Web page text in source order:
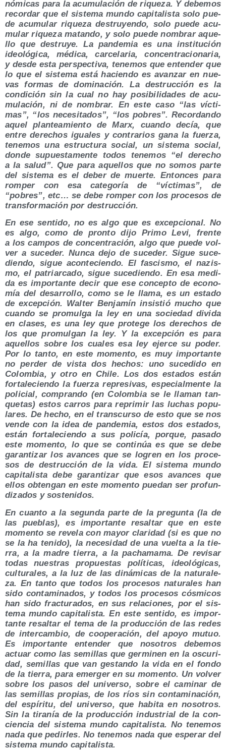
nó­mi­cas para la acu­mu­la­ción de rique­za. Y debe­mos
recor­dar que el sis­te­ma mun­do capi­ta­lis­ta solo pue­
de acu­mu­lar rique­za des­tru­yen­do, solo pue­de acu­
mu­lar rique­za matan­do, y solo pue­de nom­brar aque­
llo que des­tru­ye. La pan­de­mia es una ins­ti­tu­ción
ideo­ló­gi­ca, médi­ca, car­ce­la­ria, con­cen­tra­cio­na­ria,
y des­de esta pers­pec­ti­va, tene­mos que enten­der que
lo que el sis­te­ma está hacien­do es avan­zar en nue­
vas for­mas de domi­na­ción. La des­truc­ción es la
con­di­ción sin la cual no hay posi­bi­li­da­des de acu­
mu­la­ción, ni de nom­brar. En este caso “las víc­ti­
mas”, “los nece­si­ta­dos”, “los pobres”. Recor­dan­do
aquel plan­tea­mien­to de Marx, cuan­do decía, que
entre dere­chos igua­les y con­tra­rios gana la fuer­za,
tene­mos una estruc­tu­ra social, un sis­te­ma social,
don­de supues­ta­men­te todos tene­mos “el dere­cho
a la salud”. Que para aque­llos que no somos par­te
del sis­te­ma es el deber de muer­te. Enton­ces para
rom­per con esa cate­go­ría de “víc­ti­mas”, de
“pobres”, etc… se debe rom­per con los pro­ce­sos de
trans­for­ma­ción por destrucción.
En ese sen­ti­do, no es algo que es excep­cio­nal. No
es algo, como de pron­to dijo Pri­mo Levi, fren­te
a los cam­pos de con­cen­tra­ción, algo que pue­de vol­
ver a suce­der. Nun­ca dejo de suce­der. Sigue suce­
dien­do, sigue acon­te­cien­do. El fas­cis­mo, el nazis­
mo, el patriar­ca­do, sigue suce­dien­do. En esa medi­
da es impor­tan­te decir que ese con­cep­to de eco­no­
mía del desa­rro­llo, como se le lla­ma, es un esta­do
de excep­ción. Wal­ter Ben­ja­mín insis­tió mucho que
cuan­do se pro­mul­ga la ley en una socie­dad divi­da
en cla­ses, es una ley que pro­te­ge los dere­chos de
los que pro­mul­gan la ley. Y la excep­ción es para
aque­llos sobre los cua­les esa ley ejer­ce su poder.
Por lo tan­to, en este momen­to, es muy impor­tan­te
no per­der de vis­ta dos hechos: uno suce­di­do en
Colom­bia, y otro en Chi­le. Los dos esta­dos están
for­ta­le­cien­do la fuer­za repre­si­vas, espe­cial­men­te la
poli­cial, com­pran­do (en Colom­bia se le lla­man tan­
que­tas) estos carros para repri­mir las luchas popu­
la­res. De hecho, en el trans­cur­so de esto que se nos
ven­de con la idea de pan­de­mia, estos dos esta­dos,
están for­ta­le­cien­do a sus poli­cía, por­que, pasa­do
este momen­to, lo que se con­ti­núa es que se debe
garan­ti­zar los avan­ces que se logren en los pro­ce­
sos de des­truc­ción de la vida. El sis­te­ma mun­do
capi­ta­lis­ta debe garan­ti­zar que esos avan­ces que
ellos obten­gan en este momen­to pue­dan ser pro­fun­
di­za­dos y sostenidos.
En cuan­to a la segun­da par­te de la pre­gun­ta (la de
las pue­blas), es impor­tan­te resal­tar que en este
momen­to se reve­la con mayor cla­ri­dad (si es que no
se la ha teni­do), la nece­si­dad de una vuel­ta a la tie­
rra, a la madre tie­rra, a la pacha­ma­ma. De revi­sar
todas nues­tras pro­pues­tas polí­ti­cas, ideo­ló­gi­cas,
cul­tu­ra­les, a la luz de las diná­mi­cas de la natu­ra­le­
za. En tan­to que todos los pro­ce­sos natu­ra­les han
sido con­ta­mi­na­dos, y todos los pro­ce­sos cós­mi­cos
han sido frac­tu­ra­dos, en sus rela­cio­nes, por el sis­
te­ma mun­do capi­ta­lis­ta. En este sen­ti­do, es impor­
tan­te resal­tar el tema de la pro­duc­ción de las redes
de inter­cam­bio, de coope­ra­ción, del apo­yo mutuo.
Es impor­tan­te enten­der que noso­tros debe­mos
actuar como las semi­llas que ger­mi­nen en la oscu­ri­
dad, semi­llas que van ges­tan­do la vida en el fon­do
de la tie­rra, para emer­ger en su momen­to. Un vol­ver
sobre los pasos del uni­ver­so, sobre el cami­nar de
las semi­llas pro­pias, de los ríos sin con­ta­mi­na­ción,
del espí­ri­tu, del uni­ver­so, que habi­ta en noso­tros.
Sin la tira­nía de la pro­duc­ción indus­trial de la con­
cien­cia del sis­te­ma mun­do capi­ta­lis­ta. No tene­mos
nada que pedir­les. No tene­mos nada que espe­rar del
sis­te­ma mun­do capitalista.